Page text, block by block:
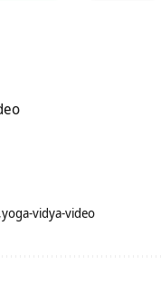
yoga-vidya-video